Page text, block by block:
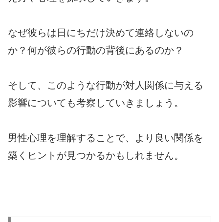
なぜ彼らは日にちだけ決めて連絡しないの
か？何が彼らの行動の背後にあるのか？
そして、このような行動が対人関係に与える
影響についても考察していきましょう。
男性心理を理解することで、より良い関係を
築くヒントが見つかるかもしれません。